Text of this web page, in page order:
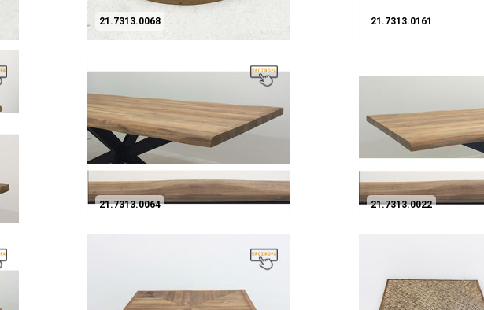
21.7313.0068 21.7313.0161
21.7313.0064 21.7313.0022